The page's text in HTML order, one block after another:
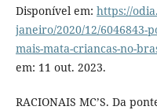
Disponível em: https://
janeiro/2020/12/6046843-
mais-mata-criancas-no-
em: 11 out. 2023.
RACIONAIS MC’S. Da